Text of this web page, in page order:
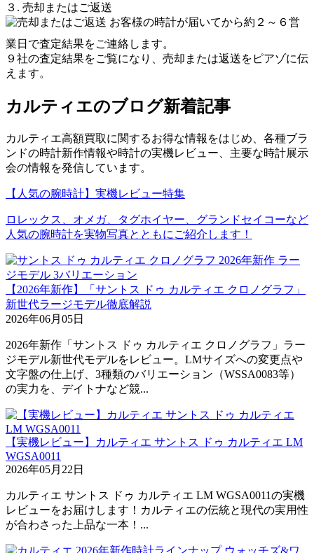
３. 売却またはご返送
お客様の時計が届いてから約２～６営
業日で査定結果をご連絡します。
９社の査定結果をご覧になり、売却または返送をピアゾに伝
えます。
カルティエのブログ新着記事
カルティエ高額買取に関するお得な情報をはじめ、各種ブラ
ンドの時計新作情報や時計の実機レビュー、主要な時計展示
会の情報を発信しています。
【人気の腕時計】実機レビュー特集
ロレックス、オメガ、タグホイヤー、グランドセイコーなど
人気の腕時計を実物写真とともにご紹介します！
【2026年新作】「サントス ドゥ カルティエ クロノグラフ」
新世代ラージモデル徹底解説
2026年06月05日
2026年新作「サントス ドゥ カルティエ クロノグラフ」ラー
ジモデル新世代モデルをレビュー。LMサイズへの変更点や
文字盤の仕上げ、3種類のバリエーション（WSSA0083等）
の実力を、デイトナなど競...
【実機レビュー】カルティエ サントス ドゥ カルティエ LM
WGSA0011
2026年05月22日
カルティエ サントス ドゥ カルティエ LM WGSA0011の実機
レビューをお届けします！カルティエの伝統と現代の実用性
が合わさった上品な一本！...